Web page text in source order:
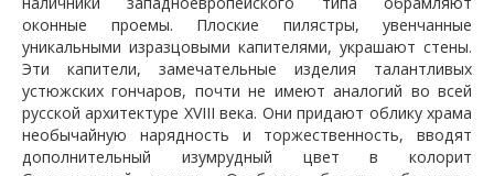
оконные проемы. Плоские пилястры, увенчанные
уникальными изразцовыми капителями, украшают стены.
Эти капители, замечательные изделия талантливых
устюжских гончаров, почти не имеют аналогий во всей
русской архитектуре XVIII века. Они придают облику храма
необычайную нарядность и торжественность, вводят
дополнительный изумрудный цвет в колорит